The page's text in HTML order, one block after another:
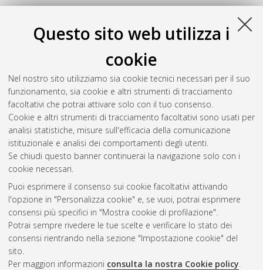
Questo sito web utilizza i
cookie
Nel nostro sito utilizziamo sia cookie tecnici necessari per il suo
funzionamento, sia cookie e altri strumenti di tracciamento
facoltativi che potrai attivare solo con il tuo consenso.
Cookie e altri strumenti di tracciamento facoltativi sono usati per
analisi statistiche, misure sull'efficacia della comunicazione
istituzionale e analisi dei comportamenti degli utenti.
Se chiudi questo banner continuerai la navigazione solo con i
cookie necessari.
Puoi esprimere il consenso sui cookie facoltativi attivando
l'opzione in "Personalizza cookie" e, se vuoi, potrai esprimere
consensi più specifici in "Mostra cookie di profilazione".
Potrai sempre rivedere le tue scelte e verificare lo stato dei
consensi rientrando nella sezione "Impostazione cookie" del
sito.
Per maggiori informazioni consulta la nostra Cookie policy.
Gestione del documento:
Atom
Rss 1.0
Rss 2.0
ISSN: 2038-7946